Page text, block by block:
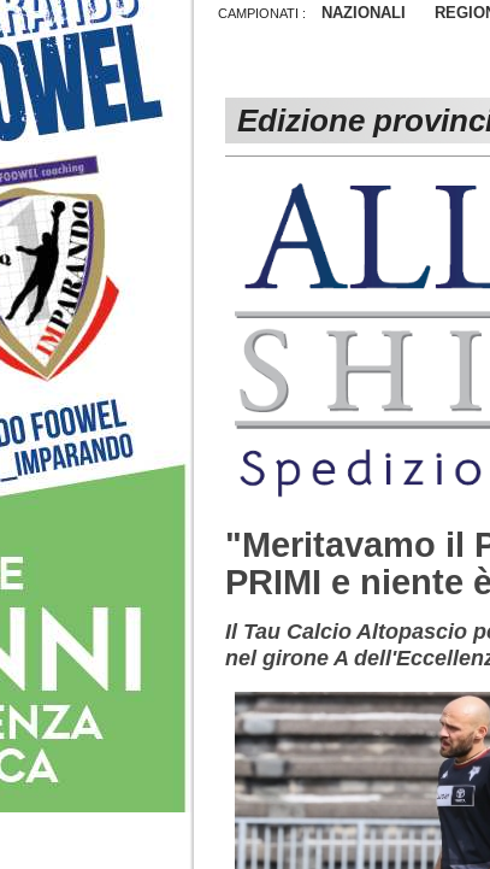
CAMPIONATI : NAZIONALI
Edizione
"Meritavamo il
PRIMI e niente
Il Tau Calcio Altopascio
nel girone A